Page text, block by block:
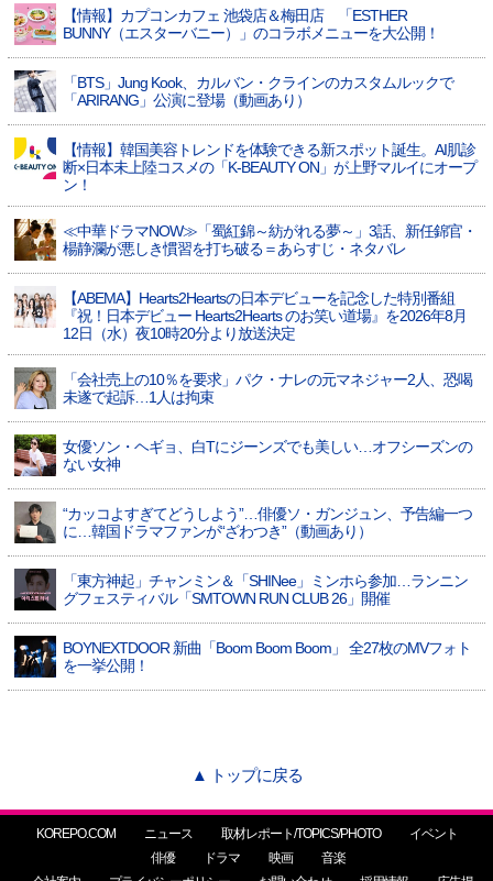
【情報】カプコンカフェ 池袋店＆梅田店 「ESTHER
BUNNY（エスターバニー）」のコラボメニューを大公開！
「BTS」Jung Kook、カルバン・クラインのカスタムルックで
「ARIRANG」公演に登場（動画あり）
【情報】韓国美容トレンドを体験できる新スポット誕生。AI肌診
断×日本未上陸コスメの「K-BEAUTY ON」が上野マルイにオープ
ン！
≪中華ドラマNOW≫「蜀紅錦～紡がれる夢～」3話、新任錦官・
楊静瀾が悪しき慣習を打ち破る＝あらすじ・ネタバレ
【ABEMA】Hearts2Heartsの日本デビューを記念した特別番組
『祝！日本デビュー Hearts2Hearts のお笑い道場』を2026年8月
12日（水）夜10時20分より放送決定
「会社売上の10％を要求」パク・ナレの元マネジャー2人、恐喝
未遂で起訴…1人は拘束
女優ソン・ヘギョ、白Tにジーンズでも美しい…オフシーズンの
ない女神
“カッコよすぎてどうしよう”…俳優ソ・ガンジュン、予告編一つ
に…韓国ドラマファンが“ざわつき”（動画あり）
「東方神起」チャンミン＆「SHINee」ミンホら参加…ランニン
グフェスティバル「SMTOWN RUN CLUB 26」開催
BOYNEXTDOOR 新曲「Boom Boom Boom」 全27枚のMVフォト
を一挙公開！
▲ トップに戻る
KOREPO.COM ニュース 取材レポート/TOPICS/PHOTO
イベント
俳優
ドラマ 映画
音楽